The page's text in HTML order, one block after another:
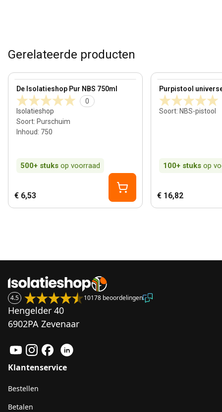
Gerelateerde producten
De Isolatieshop Pur NBS 750ml
0
Isolatieshop
Soort: Purschuim
Inhoud: 750
500+ stuks op voorraad
View product
€ 6,53
Purpistool
Soort: NBS-pistool
100+ stuks op
View product
€ 16,82
4.5 10178 beoordelingen
Hengelder 40
6902PA Zevenaar
Klantenservice
Bestellen
Betalen